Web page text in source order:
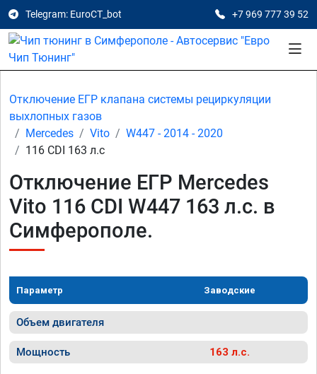
Telegram: EuroCT_bot +7 969 777 39 52
Отключение ЕГР клапана системы рециркуляции
выхлопных газов
Mercedes
Vito
W447 - 2014 - 2020
116 CDI 163 л.с
Отключение ЕГР Mercedes
Vito 116 CDI W447 163 л.с. в
Симферополе.
Параметр Заводские
Объем двигателя
Мощность 163 л.с.